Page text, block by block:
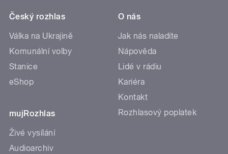
Český rozhlas
Válka na Ukrajině
Komunální volby
Stanice
eShop
mujRozhlas
Živé vysílání
Audioarchiv
O nás
Jak nás naladíte
Nápověda
Lidé v rádiu
Kariéra
Kontakt
Rozhlasový poplatek